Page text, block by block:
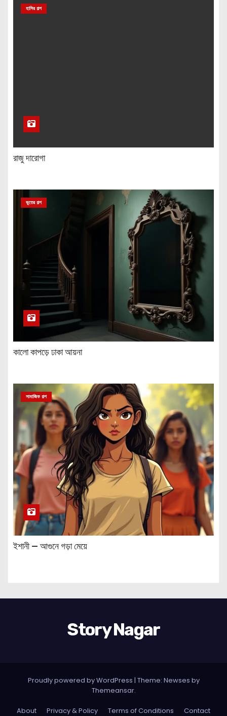
হাসির গল্প
রাজু দারোগা
ভুতের গল্প
কালো কাপড়ে ঢাকা আয়না
সামাজিক গল্প
ইশানী — আগুনে গড়া মেয়ে
Story Nagar
Proudly powered by WordPress | Theme: Newses by
Themeansar.
About Privacy & Policy Terms of Conditions Contact